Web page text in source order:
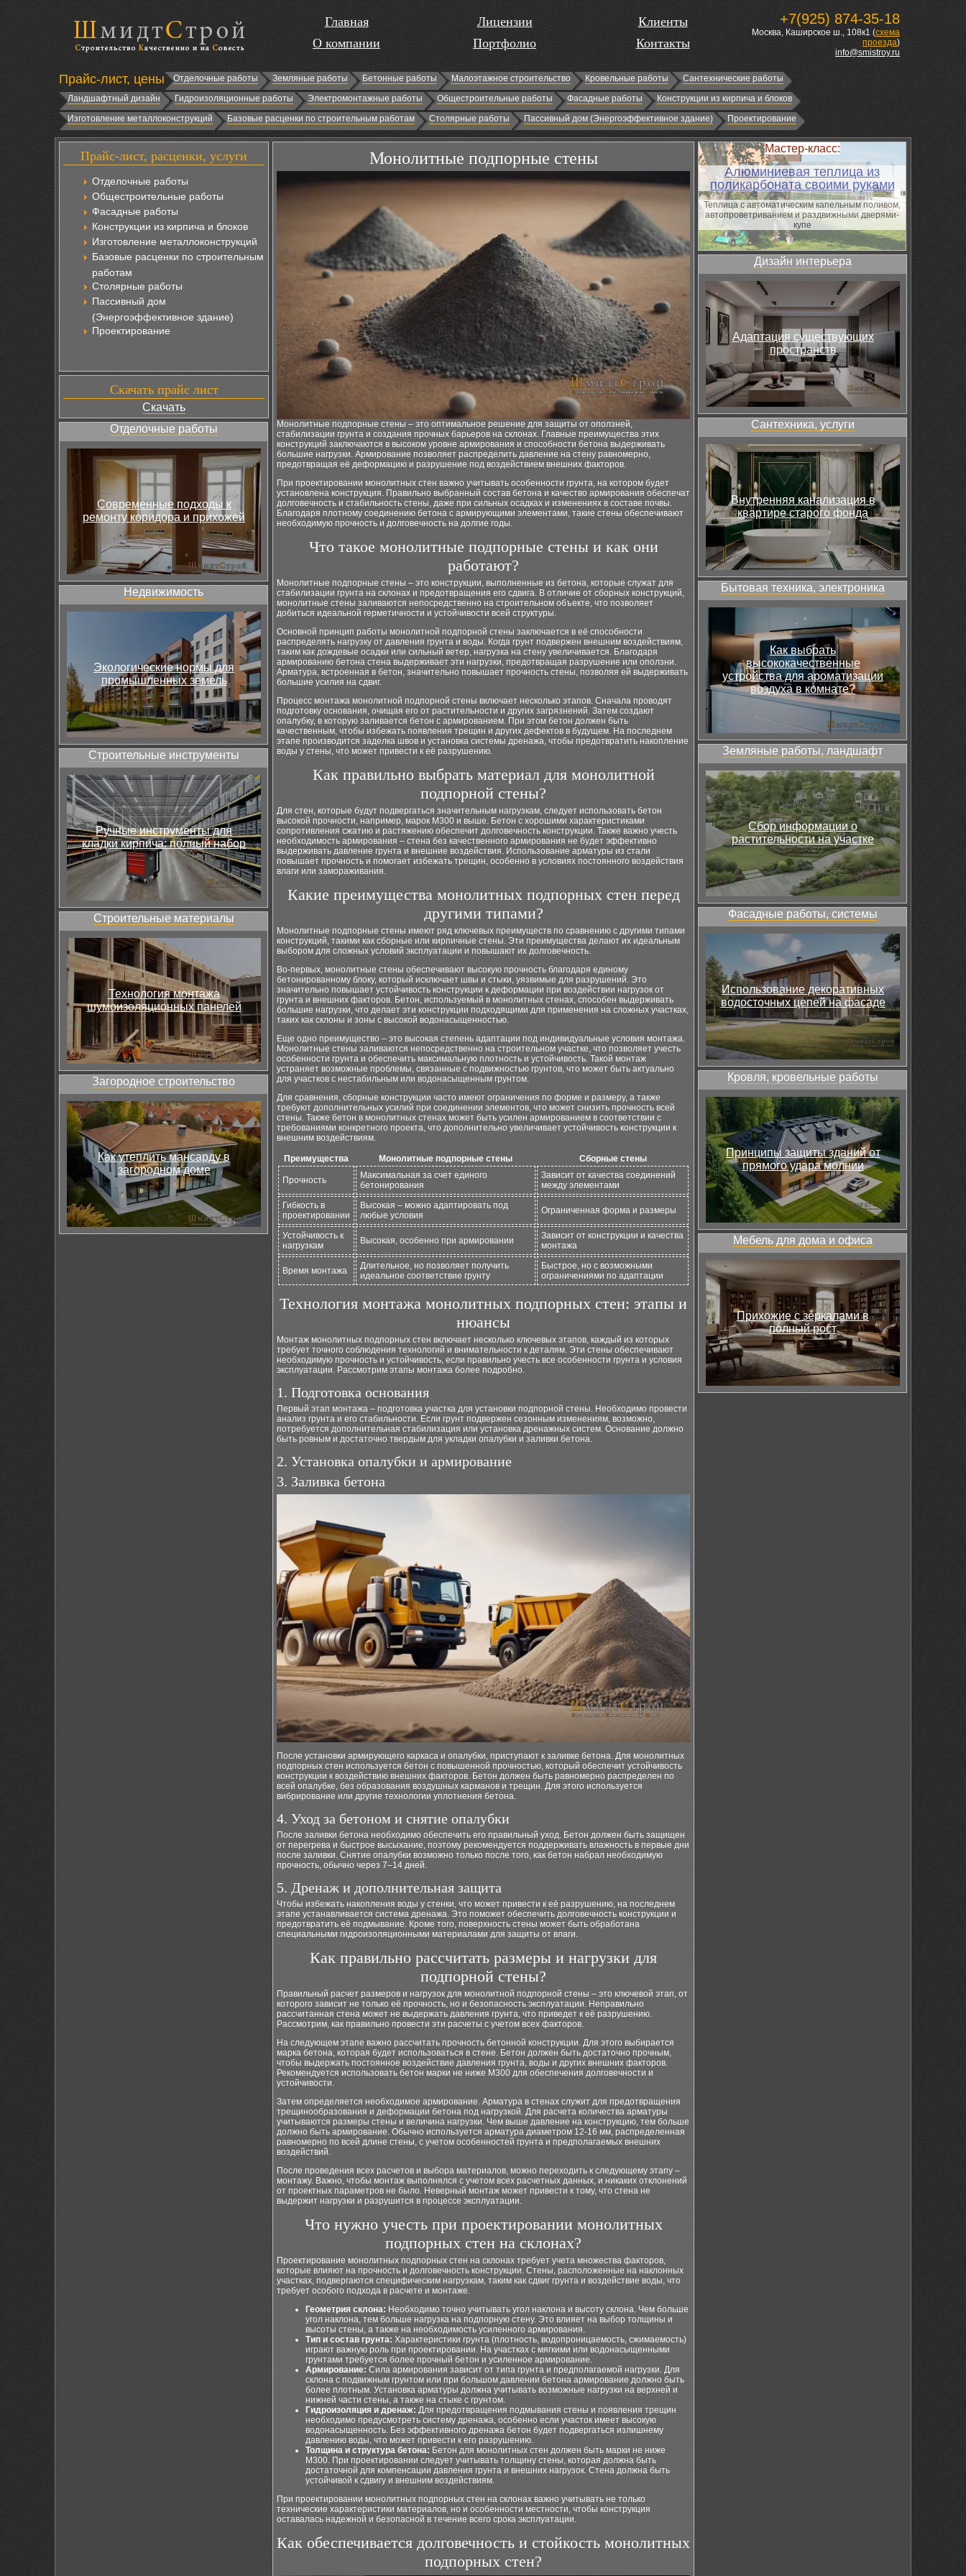
Главная
О компании
Лицензии
Портфолио
Клиенты
Контакты
+7(925) 874-35-18
Москва, Каширское ш., 108к1 (схема
проезда)
info@smistroy.ru
Прайс-лист, цены Отделочные работы Земляные работы Бетонные работы Малоэтажное строительство Кровельные работы
Сантехнические работы
Ландшафтный дизайн
Гидроизоляционные работы Электромонтажные работы Общестроительные работы Фасадные работы
Конструкции из кирпича и блоков
Изготовление металлоконструкций
Базовые расценки по строительным работам Столярные работы Пассивный дом (Энергоэффективное здание) Проектирование
Прайс-лист, расценки, услуги
Отделочные работы
Общестроительные работы
Фасадные работы
Конструкции из кирпича и блоков
Изготовление металлоконструкций
Базовые расценки по строительным
работам
Столярные работы
Пассивный дом
(Энергоэффективное здание)
Проектирование
Скачать прайс лист
Скачать
Отделочные работы
Современные подходы к
ремонту коридора и прихожей
Недвижимость
Экологические нормы для
промышленных земель
Строительные инструменты
Ручные инструменты для
кладки кирпича: полный набор
Строительные материалы
Технология монтажа
шумоизоляционных панелей
Загородное строительство
Как утеплить мансарду в
загородном доме
Монолитные подпорные стены
Монолитные подпорные стены – это оптимальное решение для защиты от оползней,
стабилизации грунта и создания прочных барьеров на склонах. Главные преимущества этих
конструкций заключаются в высоком уровне армирования и способности бетона выдерживать
большие нагрузки. Армирование позволяет распределить давление на стену равномерно,
предотвращая её деформацию и разрушение под воздействием внешних факторов.
При проектировании монолитных стен важно учитывать особенности грунта, на котором будет
установлена конструкция. Правильно выбранный состав бетона и качество армирования обеспечат
долговечность и стабильность стены, даже при сильных осадках и изменениях в составе почвы.
Благодаря плотному соединению бетона с армирующими элементами, такие стены обеспечивают
необходимую прочность и долговечность на долгие годы.
Что такое монолитные подпорные стены и как они
работают?
Монолитные подпорные стены – это конструкции, выполненные из бетона, которые служат для
стабилизации грунта на склонах и предотвращения его сдвига. В отличие от сборных конструкций,
монолитные стены заливаются непосредственно на строительном объекте, что позволяет
добиться идеальной герметичности и устойчивости всей структуры.
Основной принцип работы монолитной подпорной стены заключается в её способности
распределять нагрузку от давления грунта и воды. Когда грунт подвержен внешним воздействиям,
таким как дождевые осадки или сильный ветер, нагрузка на стену увеличивается. Благодаря
армированию бетона стена выдерживает эти нагрузки, предотвращая разрушение или оползни.
Арматура, встроенная в бетон, значительно повышает прочность стены, позволяя ей выдерживать
большие усилия на сдвиг.
Процесс монтажа монолитной подпорной стены включает несколько этапов. Сначала проводят
подготовку основания, очищая его от растительности и других загрязнений. Затем создают
опалубку, в которую заливается бетон с армированием. При этом бетон должен быть
качественным, чтобы избежать появления трещин и других дефектов в будущем. На последнем
этапе производится заделка швов и установка системы дренажа, чтобы предотвратить накопление
воды у стены, что может привести к её разрушению.
Как правильно выбрать материал для монолитной
подпорной стены?
Для стен, которые будут подвергаться значительным нагрузкам, следует использовать бетон
высокой прочности, например, марок М300 и выше. Бетон с хорошими характеристиками
сопротивления сжатию и растяжению обеспечит долговечность конструкции. Также важно учесть
необходимость армирования – стена без качественного армирования не будет эффективно
выдерживать давление грунта и внешние воздействия. Использование арматуры из стали
повышает прочность и помогает избежать трещин, особенно в условиях постоянного воздействия
влаги или замораживания.
Какие преимущества монолитных подпорных стен перед
другими типами?
Монолитные подпорные стены имеют ряд ключевых преимуществ по сравнению с другими типами
конструкций, такими как сборные или кирпичные стены. Эти преимущества делают их идеальным
выбором для сложных условий эксплуатации и повышают их долговечность.
Во-первых, монолитные стены обеспечивают высокую прочность благодаря единому
бетонированному блоку, который исключает швы и стыки, уязвимые для разрушений. Это
значительно повышает устойчивость конструкции к деформации при воздействии нагрузок от
грунта и внешних факторов. Бетон, используемый в монолитных стенах, способен выдерживать
большие нагрузки, что делает эти конструкции подходящими для применения на сложных участках,
таких как склоны и зоны с высокой водонасыщенностью.
Еще одно преимущество – это высокая степень адаптации под индивидуальные условия монтажа.
Монолитные стены заливаются непосредственно на строительном участке, что позволяет учесть
особенности грунта и обеспечить максимальную плотность и устойчивость. Такой монтаж
устраняет возможные проблемы, связанные с подвижностью грунтов, что может быть актуально
для участков с нестабильным или водонасыщенным грунтом.
Для сравнения, сборные конструкции часто имеют ограничения по форме и размеру, а также
требуют дополнительных усилий при соединении элементов, что может снизить прочность всей
стены. Также бетон в монолитных стенах может быть усилен армированием в соответствии с
требованиями конкретного проекта, что дополнительно увеличивает устойчивость конструкции к
внешним воздействиям.
Преимущества Монолитные подпорные стены Сборные стены
Прочность
Максимальная за счет единого
бетонирования
Зависит от качества соединений
между элементами
Гибкость в
проектировании
Высокая – можно адаптировать под
любые условия
Ограниченная форма и размеры
Устойчивость к
нагрузкам
Высокая, особенно при армировании
Зависит от конструкции и качества
монтажа
Время монтажа
Длительное, но позволяет получить
идеальное соответствие грунту
Быстрое, но с возможными
ограничениями по адаптации
Технология монтажа монолитных подпорных стен: этапы и
нюансы
Монтаж монолитных подпорных стен включает несколько ключевых этапов, каждый из которых
требует точного соблюдения технологий и внимательности к деталям. Эти стены обеспечивают
необходимую прочность и устойчивость, если правильно учесть все особенности грунта и условия
эксплуатации. Рассмотрим этапы монтажа более подробно.
1. Подготовка основания
Первый этап монтажа – подготовка участка для установки подпорной стены. Необходимо провести
анализ грунта и его стабильности. Если грунт подвержен сезонным изменениям, возможно,
потребуется дополнительная стабилизация или установка дренажных систем. Основание должно
быть ровным и достаточно твердым для укладки опалубки и заливки бетона.
2. Установка опалубки и армирование
3. Заливка бетона
После установки армирующего каркаса и опалубки, приступают к заливке бетона. Для монолитных
подпорных стен используется бетон с повышенной прочностью, который обеспечит устойчивость
конструкции к воздействию внешних факторов. Бетон должен быть равномерно распределен по
всей опалубке, без образования воздушных карманов и трещин. Для этого используется
вибрирование или другие технологии уплотнения бетона.
4. Уход за бетоном и снятие опалубки
После заливки бетона необходимо обеспечить его правильный уход. Бетон должен быть защищен
от перегрева и быстрое высыхание, поэтому рекомендуется поддерживать влажность в первые дни
после заливки. Снятие опалубки возможно только после того, как бетон набрал необходимую
прочность, обычно через 7–14 дней.
5. Дренаж и дополнительная защита
Чтобы избежать накопления воды у стенки, что может привести к её разрушению, на последнем
этапе устанавливается система дренажа. Это поможет обеспечить долговечность конструкции и
предотвратить её подмывание. Кроме того, поверхность стены может быть обработана
специальными гидроизоляционными материалами для защиты от влаги.
Как правильно рассчитать размеры и нагрузки для
подпорной стены?
Правильный расчет размеров и нагрузок для монолитной подпорной стены – это ключевой этап, от
которого зависит не только её прочность, но и безопасность эксплуатации. Неправильно
рассчитанная стена может не выдержать давления грунта, что приведет к её разрушению.
Рассмотрим, как правильно провести эти расчеты с учетом всех факторов.
На следующем этапе важно рассчитать прочность бетонной конструкции. Для этого выбирается
марка бетона, которая будет использоваться в стене. Бетон должен быть достаточно прочным,
чтобы выдержать постоянное воздействие давления грунта, воды и других внешних факторов.
Рекомендуется использовать бетон марки не ниже М300 для обеспечения долговечности и
устойчивости.
Затем определяется необходимое армирование. Арматура в стенах служит для предотвращения
трещинообразования и деформации бетона под нагрузкой. Для расчета количества арматуры
учитываются размеры стены и величина нагрузки. Чем выше давление на конструкцию, тем больше
должно быть армирование. Обычно используется арматура диаметром 12-16 мм, распределенная
равномерно по всей длине стены, с учетом особенностей грунта и предполагаемых внешних
воздействий.
После проведения всех расчетов и выбора материалов, можно переходить к следующему этапу –
монтажу. Важно, чтобы монтаж выполнялся с учетом всех расчетных данных, и никаких отклонений
от проектных параметров не было. Неверный монтаж может привести к тому, что стена не
выдержит нагрузки и разрушится в процессе эксплуатации.
Что нужно учесть при проектировании монолитных
подпорных стен на склонах?
Проектирование монолитных подпорных стен на склонах требует учета множества факторов,
которые влияют на прочность и долговечность конструкции. Стены, расположенные на наклонных
участках, подвергаются специфическим нагрузкам, таким как сдвиг грунта и воздействие воды, что
требует особого подхода в расчете и монтаже.
Геометрия склона: Необходимо точно учитывать угол наклона и высоту склона. Чем больше
угол наклона, тем больше нагрузка на подпорную стену. Это влияет на выбор толщины и
высоты стены, а также на необходимость усиленного армирования.
Тип и состав грунта: Характеристики грунта (плотность, водопроницаемость, сжимаемость)
играют важную роль при проектировании. На участках с мягкими или водонасыщенными
грунтами требуется более прочный бетон и усиленное армирование.
Армирование: Сила армирования зависит от типа грунта и предполагаемой нагрузки. Для
склона с подвижным грунтом или при большом давлении бетона армирование должно быть
более плотным. Установка арматуры должна учитывать возможные нагрузки на верхней и
нижней части стены, а также на стыке с грунтом.
Гидроизоляция и дренаж: Для предотвращения подмывания стены и появления трещин
необходимо предусмотреть систему дренажа, особенно если участок имеет высокую
водонасыщенность. Без эффективного дренажа бетон будет подвергаться излишнему
давлению воды, что может привести к его разрушению.
Толщина и структура бетона: Бетон для монолитных стен должен быть марки не ниже
М300. При проектировании следует учитывать толщину стены, которая должна быть
достаточной для компенсации давления грунта и внешних нагрузок. Стена должна быть
устойчивой к сдвигу и внешним воздействиям.
При проектировании монолитных подпорных стен на склонах важно учитывать не только
технические характеристики материалов, но и особенности местности, чтобы конструкция
оставалась надежной и безопасной в течение всего срока эксплуатации.
Как обеспечивается долговечность и стойкость монолитных
подпорных стен?
Мастер-класс:
Алюминиевая теплица из
поликарбоната своими руками
Теплица с автоматическим капельным поливом,
автопроветриванием и раздвижными дверями-
купе
Дизайн интерьера
Адаптация существующих
пространств
Сантехника, услуги
Внутренняя канализация в
квартире старого фонда
Бытовая техника, электроника
Как выбрать
высококачественные
устройства для ароматизации
воздуха в комнате?
Земляные работы, ландшафт
Сбор информации о
растительности на участке
Фасадные работы, системы
Использование декоративных
водосточных цепей на фасаде
Кровля, кровельные работы
Принципы защиты зданий от
прямого удара молнии
Мебель для дома и офиса
Прихожие с зеркалами в
полный рост